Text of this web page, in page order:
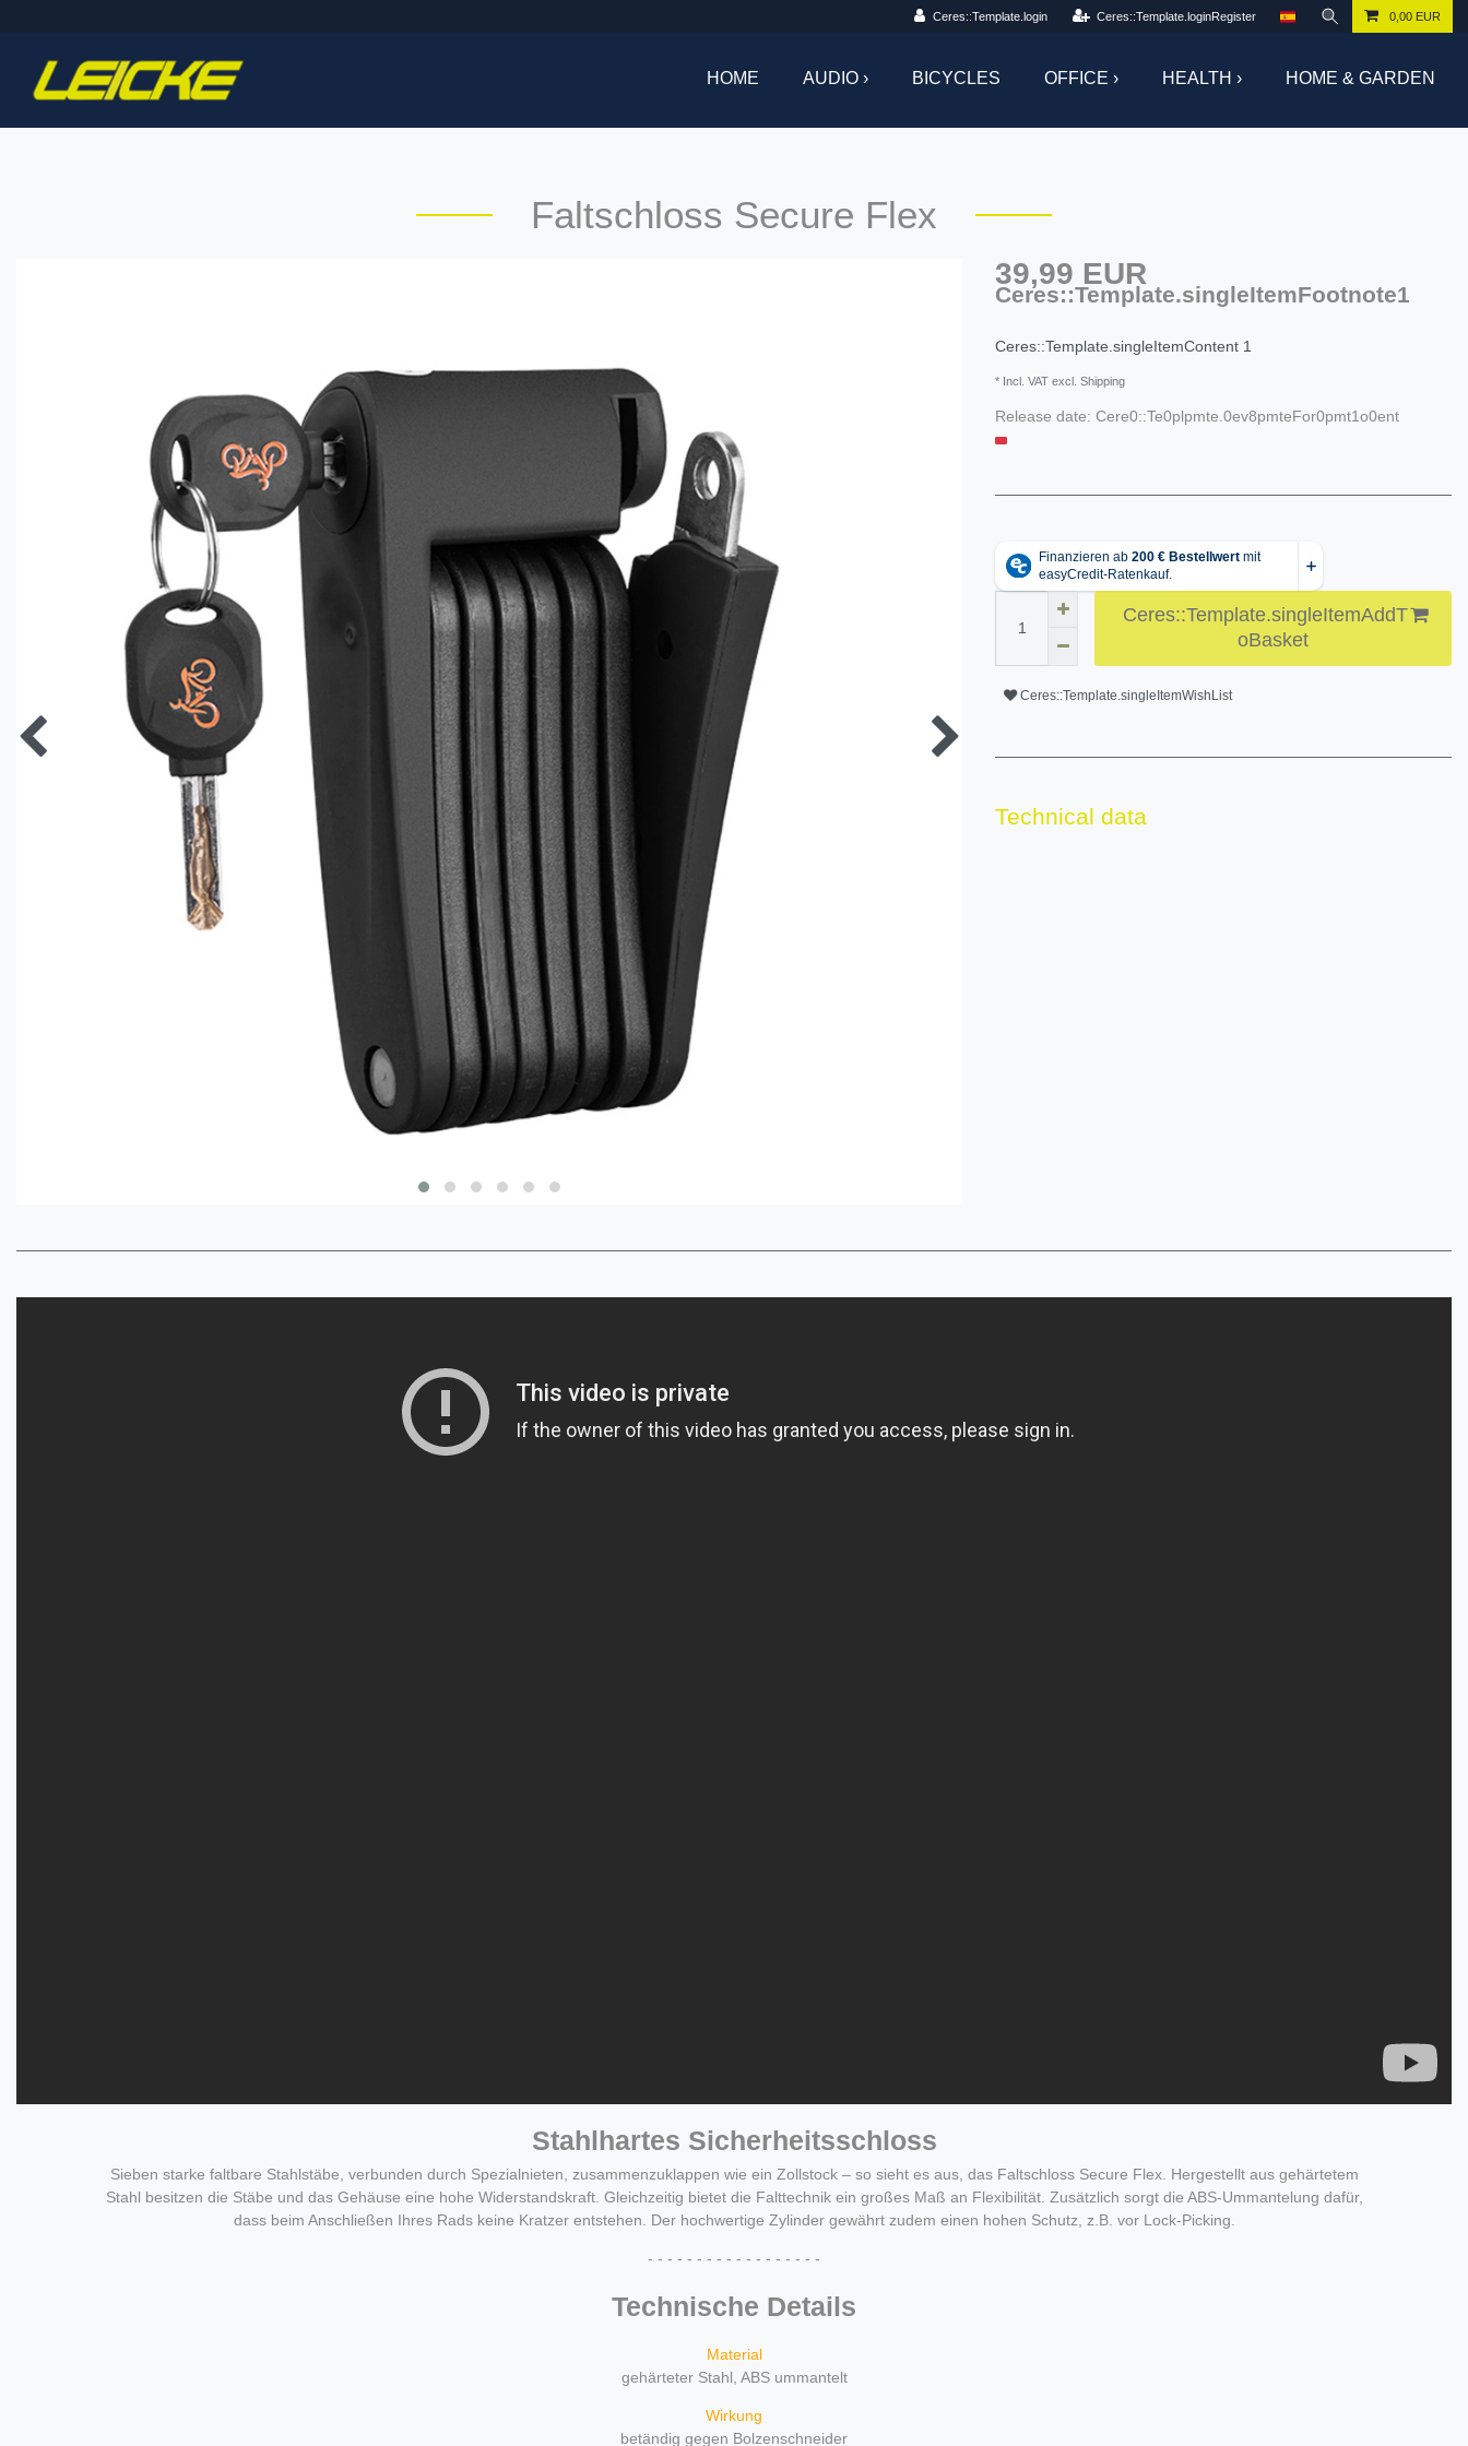
Ceres::Template.login Ceres::Template.loginRegister 0,00 EUR
HOME AUDIO › BICYCLES OFFICE › HEALTH › HOME & GARDEN
Faltschloss Secure Flex
39,99 EUR
Ceres::Template.singleItemFootnote1
Ceres::Template.singleItemContent 1
* Incl. VAT excl. Shipping
Release date: Cere0::Te0plpmte.0ev8pmteFor0pmt1o0ent
Ceres::Template.singleItemAddT
oBasket
Ceres::Template.singleItemWishList
Technical data
Stahlhartes Sicherheitsschloss
Sieben starke faltbare Stahlstäbe, verbunden durch Spezialnieten, zusammenzuklappen wie ein Zollstock – so sieht es aus, das Faltschloss Secure Flex. Hergestellt aus gehärtetem
Stahl besitzen die Stäbe und das Gehäuse eine hohe Widerstandskraft. Gleichzeitig bietet die Falttechnik ein großes Maß an Flexibilität. Zusätzlich sorgt die ABS-Ummantelung dafür,
dass beim Anschließen Ihres Rads keine Kratzer entstehen. Der hochwertige Zylinder gewährt zudem einen hohen Schutz, z.B. vor Lock-Picking.
- - - - - - - - - - - - - - - - - -
Technische Details
Material
gehärteter Stahl, ABS ummantelt
Wirkung
betändig gegen Bolzenschneider